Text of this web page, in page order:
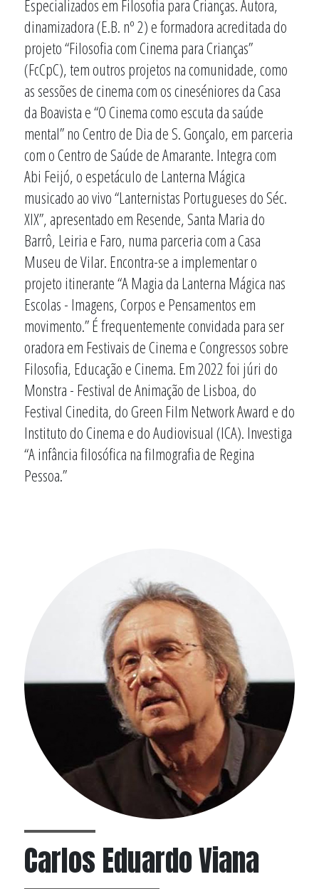
Especializados em Filosofia para Crianças. Autora,
dinamizadora (E.B. nº 2) e formadora acreditada do
projeto “Filosofia com Cinema para Crianças”
(FcCpC), tem outros projetos na comunidade, como
as sessões de cinema com os cineséniores da Casa
da Boavista e “O Cinema como escuta da saúde
mental” no Centro de Dia de S. Gonçalo, em parceria
com o Centro de Saúde de Amarante. Integra com
Abi Feijó, o espetáculo de Lanterna Mágica
musicado ao vivo “Lanternistas Portugueses do Séc.
XIX”, apresentado em Resende, Santa Maria do
Barrô, Leiria e Faro, numa parceria com a Casa
Museu de Vilar. Encontra-se a implementar o
projeto itinerante “A Magia da Lanterna Mágica nas
Escolas - Imagens, Corpos e Pensamentos em
movimento.” É frequentemente convidada para ser
oradora em Festivais de Cinema e Congressos sobre
Filosofia, Educação e Cinema. Em 2022 foi júri do
Monstra - Festival de Animação de Lisboa, do
Festival Cinedita, do Green Film Network Award e do
Instituto do Cinema e do Audiovisual (ICA). Investiga
“A infância filosófica na filmografia de Regina
Pessoa.”
Carlos Eduardo Viana